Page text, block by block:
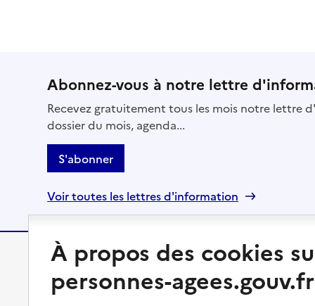
Abonnez-vous à notre lettre
Recevez gratuitement tous les mois notre lettre
dossier du mois, agenda...
S'abonner
Voir toutes les lettres d'information
Préserver son autonomie Vivre à domicile
À propos des cookies
personnes-agees.gouv.fr